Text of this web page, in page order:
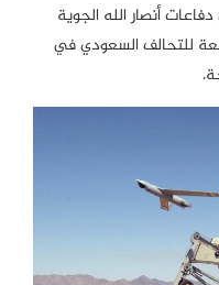
أنصار الله الجوية
للتحالف السعودي في